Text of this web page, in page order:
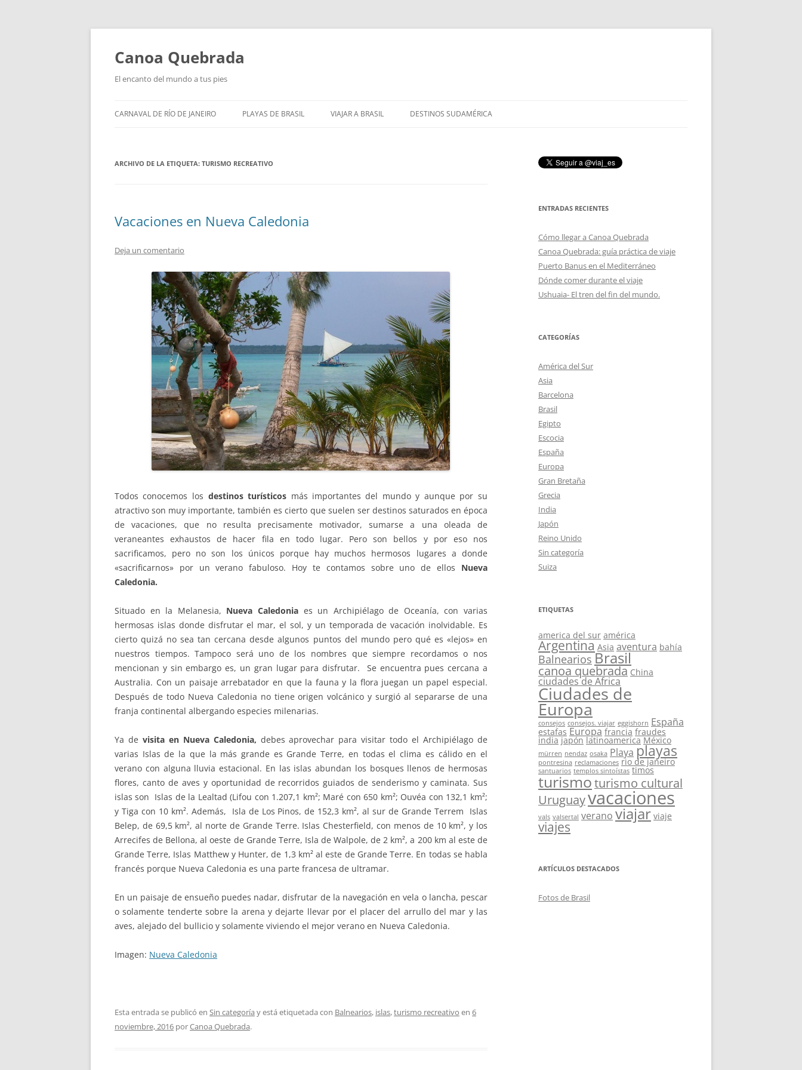
Saltar
Canoa Quebrada
El encanto del mundo a tus pies
CARNAVAL DE RÍO DE JANEIRO PLAYAS DE BRASIL VIAJAR A BRASIL DESTINOS SUDAMÉRICA
ARCHIVO DE LA ETIQUETA: TURISMO RECREATIVO
Vacaciones en Nueva Caledonia
Deja un comentario
Todos conocemos los destinos turísticos más importantes del mundo y aunque por su
atractivo son muy importante, también es cierto que suelen ser destinos saturados en época
de vacaciones, que no resulta precisamente motivador, sumarse a una oleada de
veraneantes exhaustos de hacer fila en todo lugar. Pero son bellos y por eso nos
sacrificamos, pero no son los únicos porque hay muchos hermosos lugares a donde
«sacrificarnos» por un verano fabuloso. Hoy te contamos sobre uno de ellos Nueva
Caledonia.
Situado en la Melanesia, Nueva Caledonia es un Archipiélago de Oceanía, con varias
hermosas islas donde disfrutar el mar, el sol, y un temporada de vacación inolvidable. Es
cierto quizá no sea tan cercana desde algunos puntos del mundo pero qué es «lejos» en
nuestros tiempos. Tampoco será uno de los nombres que siempre recordamos o nos
mencionan y sin embargo es, un gran lugar para disfrutar. Se encuentra pues cercana a
Australia. Con un paisaje arrebatador en que la fauna y la flora juegan un papel especial.
Después de todo Nueva Caledonia no tiene origen volcánico y surgió al separarse de una
franja continental albergando especies milenarias.
Ya de visita en Nueva Caledonia, debes aprovechar para visitar todo el Archipiélago de
varias Islas de la que la más grande es Grande Terre, en todas el clima es cálido en el
verano con alguna lluvia estacional. En las islas abundan los bosques llenos de hermosas
flores, canto de aves y oportunidad de recorridos guiados de senderismo y caminata. Sus
islas son Islas de la Lealtad (Lifou con 1.207,1 km²; Maré con 650 km²; Ouvéa con 132,1 km²;
y Tiga con 10 km². Además, Isla de Los Pinos, de 152,3 km², al sur de Grande Terrem Islas
Belep, de 69,5 km², al norte de Grande Terre. Islas Chesterfield, con menos de 10 km², y los
Arrecifes de Bellona, al oeste de Grande Terre, Isla de Walpole, de 2 km², a 200 km al este de
Grande Terre, Islas Matthew y Hunter, de 1,3 km² al este de Grande Terre. En todas se habla
francés porque Nueva Caledonia es una parte francesa de ultramar.
En un paisaje de ensueño puedes nadar, disfrutar de la navegación en vela o lancha, pescar
o solamente tenderte sobre la arena y dejarte llevar por el placer del arrullo del mar y las
aves, alejado del bullicio y solamente viviendo el mejor verano en Nueva Caledonia.
Imagen: Nueva Caledonia
Esta entrada se publicó en Sin categoría y está etiquetada con Balnearios, islas,turismo recreativo en 6
noviembre, 2016 porCanoa Quebrada.
ENTRADAS RECIENTES
Cómo llegar a Canoa Quebrada
Canoa Quebrada: guía práctica de viaje
Puerto Banus en el Mediterráneo
Dónde comer durante el viaje
Ushuaia- El tren del fin del mundo.
CATEGORÍAS
América del Sur
Asia
Barcelona
Brasil
Egipto
Escocia
España
Europa
Gran Bretaña
Grecia
India
Japón
Reino Unido
Sin categoría
Suiza
ETIQUETAS
america del sur américa
Argentina Asia aventura bahía
Balnearios Brasil
canoa quebrada China
ciudades de Africa
Ciudades de
Europa
consejos consejos. viajar eggishorn España
estafas Europa francia fraudes
india japón latinoamerica México
mürren nendaz osaka Playa playas
pontresina reclamaciones rio de janeiro
santuarios templos sintoístas timos
turismoturismo cultural
Uruguayvacaciones
vals valsertal verano viajar viaje
viajes
ARTÍCULOS DESTACADOS
Fotos de Brasil